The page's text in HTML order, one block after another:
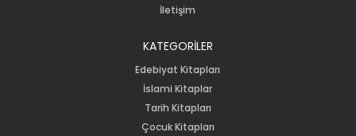
İletişim
KATEGORİLER
Edebiyat Kitapları
İslami Kitaplar
Tarih Kitapları
Çocuk Kitapları